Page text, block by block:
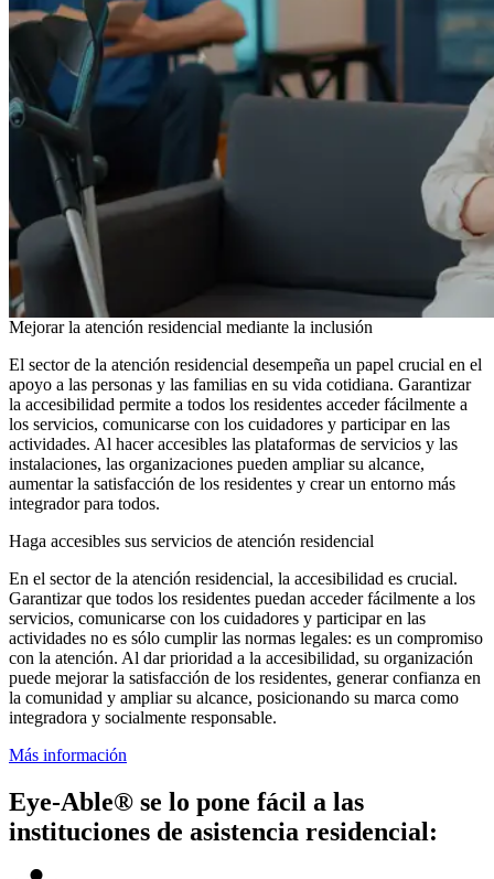
Mejorar la atención residencial mediante la inclusión
El sector de la atención residencial desempeña un papel crucial en el
apoyo a las personas y las familias en su vida cotidiana. Garantizar
la accesibilidad permite a todos los residentes acceder fácilmente a
los servicios, comunicarse con los cuidadores y participar en las
actividades. Al hacer accesibles las plataformas de servicios y las
instalaciones, las organizaciones pueden ampliar su alcance,
aumentar la satisfacción de los residentes y crear un entorno más
integrador para todos.
Haga accesibles sus servicios de atención residencial
En el sector de la atención residencial, la accesibilidad es crucial.
Garantizar que todos los residentes puedan acceder fácilmente a los
servicios, comunicarse con los cuidadores y participar en las
actividades no es sólo cumplir las normas legales: es un compromiso
con la atención. Al dar prioridad a la accesibilidad, su organización
puede mejorar la satisfacción de los residentes, generar confianza en
la comunidad y ampliar su alcance, posicionando su marca como
integradora y socialmente responsable.
Más información
Eye-Able® se lo pone fácil a las
instituciones de asistencia residencial: